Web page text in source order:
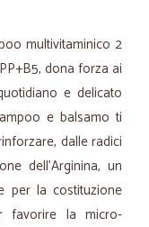
multivitaminico 2
dona forza ai
e delicato
e balsamo ti
dalle radici
dell’Arginina, un
per la costituzione
favorire la micro-